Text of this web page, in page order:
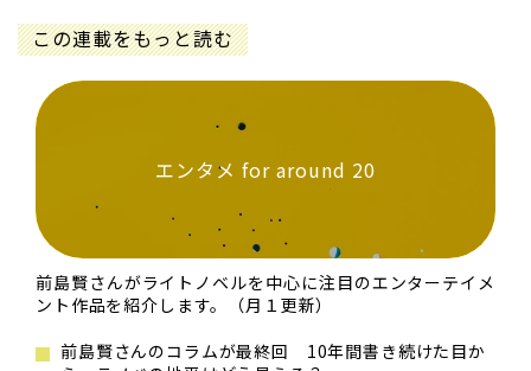
この連載をもっと読む
エンタメ for around 20
前島賢さんがライトノベルを中心に注目のエンターテイメ
ント作品を紹介します。（月１更新）
前島賢さんのコラムが最終回 10年間書き続けた目か